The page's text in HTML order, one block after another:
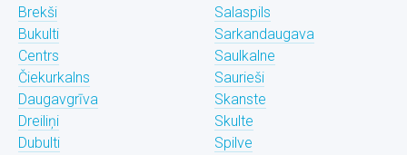
Brekši
Bukulti
Centrs
Čiekurkalns
Daugavgrīva
Dreiliņi
Dubulti
Salaspils
Sarkandaugava
Saulkalne
Saurieši
Skanste
Skulte
Spilve